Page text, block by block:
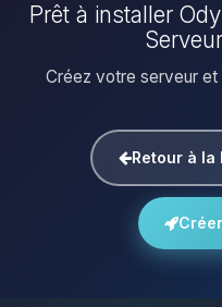
Prêt à installer
Créez votre serveur et
Retour à la